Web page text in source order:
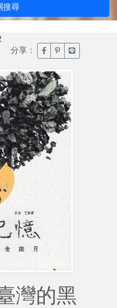
搜尋
分享： 臉書分享(另開新視窗)
噗浪分享(另開新
Line分享(另
灣的黑